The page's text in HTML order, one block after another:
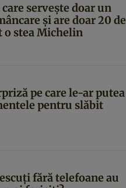
servește doar un
și are doar 20 de
stea Michelin
pe care le-ar putea
pentru slăbit
fără telefoane au